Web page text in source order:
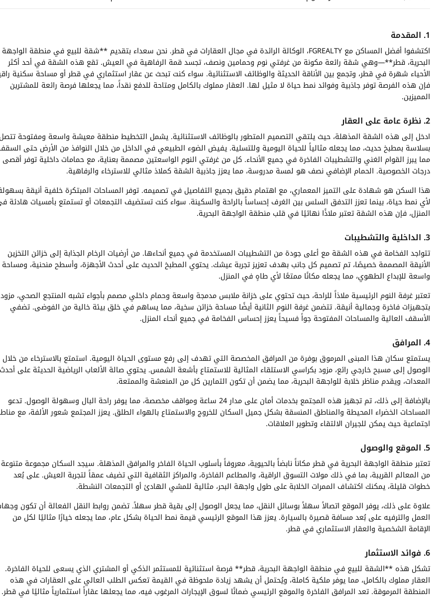
1. المقدمة
اكتشفوا أفضل المساكن مع FGREALTY، الوكالة الرائدة في مجال العقارات في قطر. نحن سعداء بتقديم **شقة للبيع في منطقة الواجهة
البحرية، قطر**—وهي شقة رائعة مكونة من غرفتي نوم وحمامين ونصف، تجسد قمة الرفاهية في العيش. تقع هذه الشقة في أحد أكثر
الأحياء شهرة في قطر، وتجمع بين الأناقة الحديثة والوظائف الاستثنائية. سواء كنت تبحث عن عقار استثماري في قطر أو مساحة سكنية
فإن هذه الفرصة توفر جاذبية وفوائد نمط حياة لا مثيل لها. العقار مملوك بالكامل ومتاحة للدفع نقداً، مما يجعلها فرصة رائعة للمشترين
المميزين.
2. نظرة عامة على العقار
ادخل إلى هذه الشقة المذهلة، حيث يلتقي التصميم المتطور بالوظائف الاستثنائية. يشمل التخطيط منطقة معيشة واسعة ومفتوحة
بسلاسة بمطبخ حديث، مما يجعله مثالياً للحياة اليومية وللتسلية. يفيض الضوء الطبيعي في الداخل من خلال النوافذ من الأرض حتى
مما يبرز القوام الغني والتشطيبات الفاخرة في جميع الأنحاء. كل من غرفتي النوم الواسعتين مصممة بعناية، مع حمامات داخلية توفر أقصى
درجات الخصوصية. الحمام الإضافي نصف هو لمسة مدروسة، مما يعزز جاذبية الشقة كملاذ مثالي للاسترخاء والرفاهية.
هذا السكن هو شهادة على التميز المعماري، مع اهتمام دقيق بجميع التفاصيل في تصميمه. توفر المساحات المبتكرة خلفية أنيقة
لأي نمط حياة، بينما تعزز التدفق السلس بين الغرف إحساساً بالراحة والسكينة. سواء كنت تستضيف التجمعات أو تستمتع بأمسيات هادئة
المنزل، فإن هذه الشقة تعتبر ملاذًا نهائيًا في قلب منطقة الواجهة البحرية.
3. الداخلية والتشطيبات
تتواجد الفخامة في هذه الشقة مع أعلى جودة من التشطيبات المستخدمة في جميع أنحاءها. من أرضيات الرخام الجذابة إلى خزائن التخزين
الأنيقة المصممة خصيصًا، تم تصميم كل جانب بهدف تعزيز تجربة عيشك. يحتوي المطبخ الحديث على أحدث الأجهزة، وأسطح منحنية، ومساحة
واسعة للإبداع الطهوي، مما يجعله مكانًا ممتعًا لأي طاهٍ في المنزل.
تعتبر غرفة النوم الرئيسية ملاذاً للراحة، حيث تحتوي على خزانة ملابس مدمجة واسعة وحمام داخلي مصمم بأجواء تشبه المنتجع الصحي، مزود
بتجهيزات فاخرة وجمالية أنيقة. تتضمن غرفة النوم الثانية أيضًا مساحة خزائن سخية، مما يساهم في خلق بيئة خالية من الفوضى. تضفي
الأسقف العالية والمساحات المفتوحة جواً فسيحاً يعزز إحساس الفخامة في جميع أنحاء المنزل.
4. المرافق
يستمتع سكان هذا المبنى المرموق بوفرة من المرافق المخصصة التي تهدف إلى رفع مستوى الحياة اليومية. استمتع بالاسترخاء من خلال
الوصول إلى مسبح خارجي رائع، مزود بكراسي الاستلقاء المثالية للاستمتاع بأشعة الشمس. يحتوي صالة الألعاب الرياضية الحديثة على أحدث
المعدات، ويقدم مناظر خلابة للواجهة البحرية، مما يضمن أن تكون التمارين كل من المنعشة والممتعة.
بالإضافة إلى ذلك، تم تجهيز هذه المجتمع بخدمات أمان على مدار 24 ساعة ومواقف مخصصة، مما يوفر راحة البال وسهولة الوصول. تدعو
المساحات الخضراء المحيطة والمناطق المنسقة بشكل جميل السكان للخروج والاستمتاع بالهواء الطلق. يعزز المجتمع شعور الألفة، مع
اجتماعية حيث يمكن للجيران الالتقاء وتطوير العلاقات.
5. الموقع والوصول
تعتبر منطقة الواجهة البحرية في قطر مكاناً نابضاً بالحيوية، معروفاً بأسلوب الحياة الفاخر والمرافق المذهلة. سيجد السكان مجموعة متنوعة
من المعالم القريبة، بما في ذلك مولات التسوق الراقية، والمطاعم الفاخرة، والمراكز الثقافية التي تضيف عمقاً لتجربة العيش. على بُعد
خطوات قليلة، يمكنك اكتشاف الممرات الخلابة على طول واجهة البحر، مثالية للمشي الهادئ أو التجمعات النشطة.
علاوة على ذلك، يوفر الموقع اتصالاً سهلاً بوسائل النقل، مما يجعل الوصول إلى بقية قطر سهلاً. تضمن روابط النقل الفعالة أن تكون
العمل والترفيه على بُعد مسافة قصيرة بالسيارة. يعزز هذا الموقع الرئيسي قيمة نمط الحياة بشكل عام، مما يجعله خيارًا مثاليًا لكل من
الإقامة الشخصية والعقار الاستثماري في قطر.
6. فوائد الاستثمار
تشكل هذه **الشقة للبيع في منطقة الواجهة البحرية، قطر** فرصة استثنائية للمستثمر الذكي أو المشتري الذي يسعى للحياة الفاخرة.
العقار مملوك بالكامل، مما يوفر ملكية كاملة، ويُحتمل أن يشهد زيادة ملحوظة في القيمة تعكس الطلب العالي على العقارات في هذه
المنطقة المرموقة. تعد المرافق الفاخرة والموقع الرئيسي ضمانًا لسوق الإيجارات المرغوب فيه، مما يجعلها عقاراً استثمارياً مثاليًا في قطر.